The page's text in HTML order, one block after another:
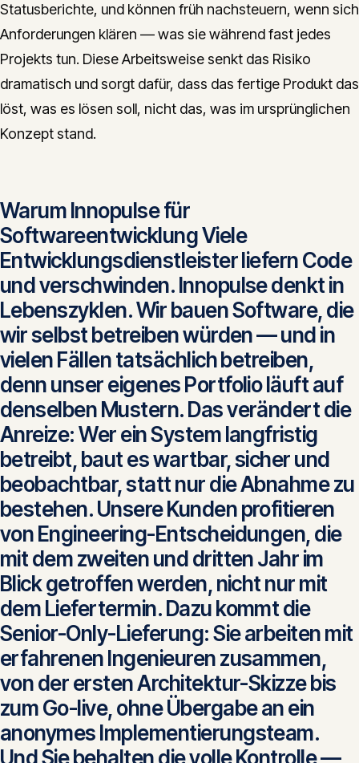
Statusberichte, und können früh nachsteuern, wenn sich
Anforderungen klären — was sie während fast jedes
Projekts tun. Diese Arbeitsweise senkt das Risiko
dramatisch und sorgt dafür, dass das fertige Produkt das
löst, was es lösen soll, nicht das, was im ursprünglichen
Konzept stand.
Warum Innopulse für
Softwareentwicklung Viele
Entwicklungsdienstleister liefern Code
und verschwinden. Innopulse denkt in
Lebenszyklen. Wir bauen Software, die
wir selbst betreiben würden — und in
vielen Fällen tatsächlich betreiben,
denn unser eigenes Portfolio läuft auf
denselben Mustern. Das verändert die
Anreize: Wer ein System langfristig
betreibt, baut es wartbar, sicher und
beobachtbar, statt nur die Abnahme zu
bestehen. Unsere Kunden profitieren
von Engineering-Entscheidungen, die
mit dem zweiten und dritten Jahr im
Blick getroffen werden, nicht nur mit
dem Liefertermin. Dazu kommt die
Senior-Only-Lieferung: Sie arbeiten mit
erfahrenen Ingenieuren zusammen,
von der ersten Architektur-Skizze bis
zum Go-live, ohne Übergabe an ein
anonymes Implementierungsteam.
Und Sie behalten die volle Kontrolle —